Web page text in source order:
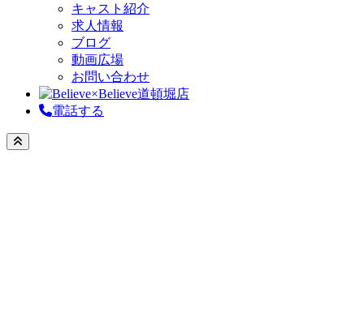
キャスト紹介
求人情報
ブログ
動画広場
お問い合わせ
電話する